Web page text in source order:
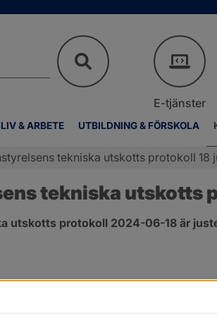
& ARBETE UTBILDNING & FÖRSKOLA
E-tjänster
tekniska utskotts protokoll 18
tekniska utskotts
utskotts protokoll 2024-06-18 är
kB, öppnas i nytt fönster.